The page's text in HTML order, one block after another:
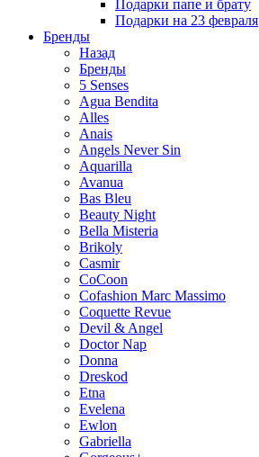
Подарки папе и брату
Подарки на 23 февраля
Бренды
Назад
Бренды
5 Senses
Agua Bendita
Alles
Anais
Angels Never Sin
Aquarilla
Avanua
Bas Bleu
Beauty Night
Bella Misteria
Brikoly
Casmir
CoCoon
Cofashion Marc Massimo
Coquette Revue
Devil & Angel
Doctor Nap
Donna
Dreskod
Etna
Evelena
Ewlon
Gabriella